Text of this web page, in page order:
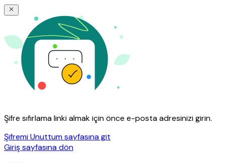
Şifre sıfırlama linki almak için önce e-posta adresinizi girin.
Şifremi Unuttum sayfasına git
Giriş sayfasına dön